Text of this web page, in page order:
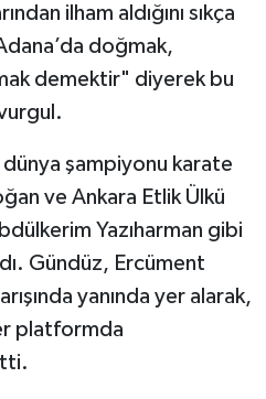
ilham aldığını sıkça
doğmak,
demektir" diyerek bu
dünya şampiyonu karate
ve Ankara Etlik Ülkü
Yazıharman gibi
Gündüz, Ercüment
yanında yer alarak,
platformda